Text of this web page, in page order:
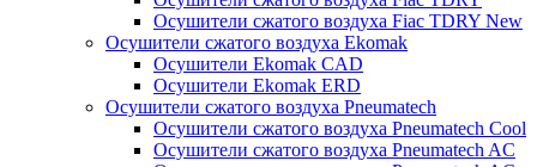
Осушители сжатого воздуха Fiac TDRY New
Осушители сжатого воздуха Ekomak
Осушители Ekomak CAD
Осушители Ekomak ERD
Осушители сжатого воздуха Pneumatech
Осушители сжатого воздуха Pneumatech Cool
Осушители сжатого воздуха Pneumatech AC